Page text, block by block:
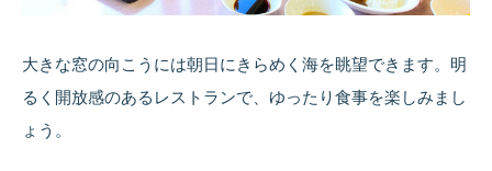
大きな窓の向こうには朝日にきらめく海を眺望できます。明
るく開放感のあるレストランで、ゆったり食事を楽しみまし
ょう。